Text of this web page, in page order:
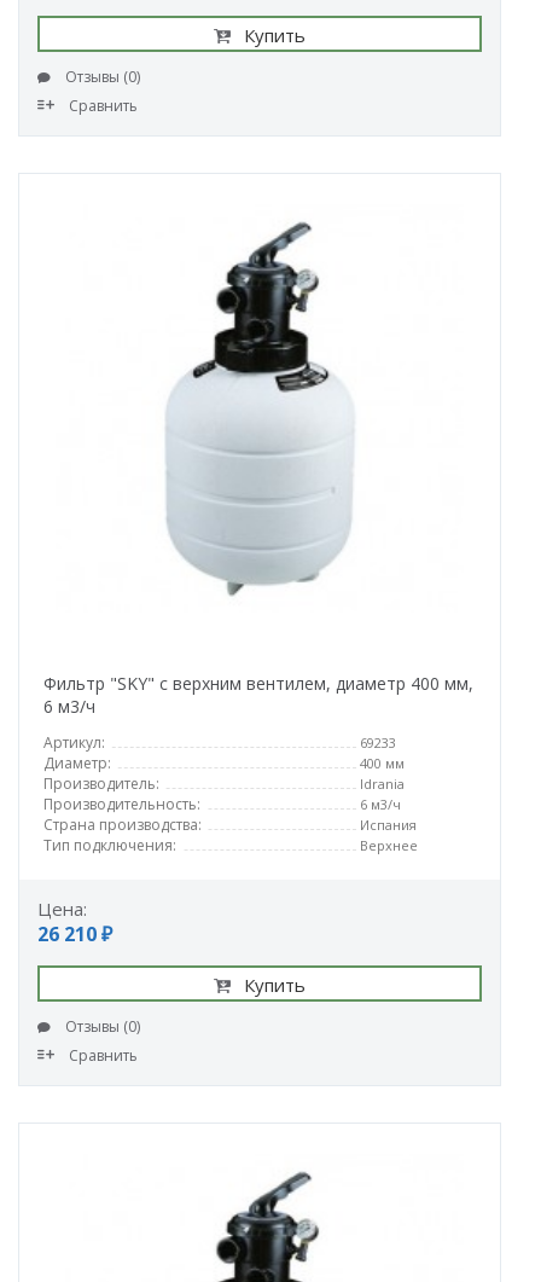
Купить
Отзывы (0)
Сравнить
Фильтр "SKY" с верхним вентилем, диаметр 400 мм,
6 м3/ч
Артикул: 69233
Диаметр: 400 мм
Производитель: Idrania
Производительность: 6 м3/ч
Страна производства: Испания
Тип подключения: Верхнее
Цена:
26 210 ₽
Купить
Отзывы (0)
Сравнить